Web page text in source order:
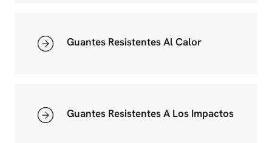
Guantes Resistentes Al Calor
Guantes Resistentes A Los Impactos